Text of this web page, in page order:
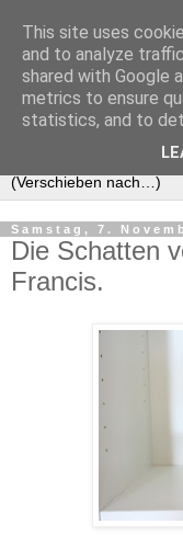
Samstag, 7.
Die Schatten
Francis.
This site uses
and to analyze
shared with Google
metrics to ensure
statistics, and to